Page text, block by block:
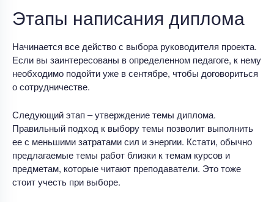
Этапы написания диплома
Начинается все действо с выбора руководителя проекта.
Если вы заинтересованы в определенном педагоге, к нему
необходимо подойти уже в сентябре, чтобы договориться
о сотрудничестве.
Следующий этап – утверждение темы диплома.
Правильный подход к выбору темы позволит выполнить
ее с меньшими затратами сил и энергии. Кстати, обычно
предлагаемые темы работ близки к темам курсов и
предметам, которые читают преподаватели. Это тоже
стоит учесть при выборе.